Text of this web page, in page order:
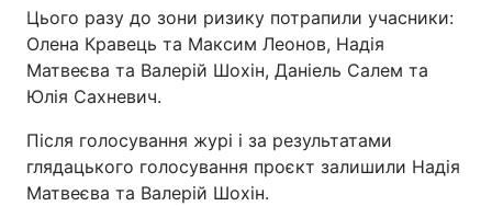
Цього разу до зони ризику потрапили учасники:
Олена Кравець та Максим Леонов, Надія
Матвеєва та Валерій Шохін, Даніель Салем та
Юлія Сахневич.
Після голосування журі і за результатами
глядацького голосування проєкт залишили Надія
Матвеєва та Валерій Шохін.